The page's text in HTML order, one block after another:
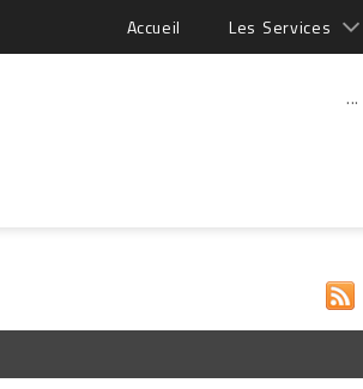
Accueil Les Services
...